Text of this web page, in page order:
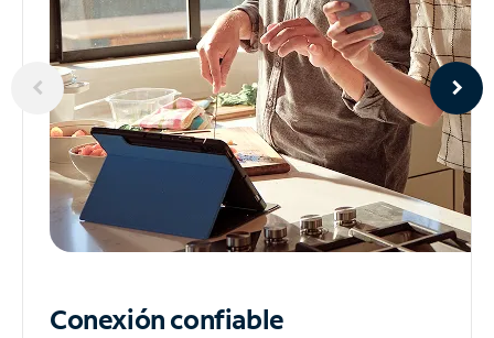
Conexión confiable